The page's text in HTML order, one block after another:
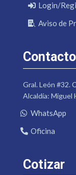
Login/
Aviso de
Contacto
Gral. León #32.
Alcaldía: Miguel
WhatsApp
Oficina
Cotizar